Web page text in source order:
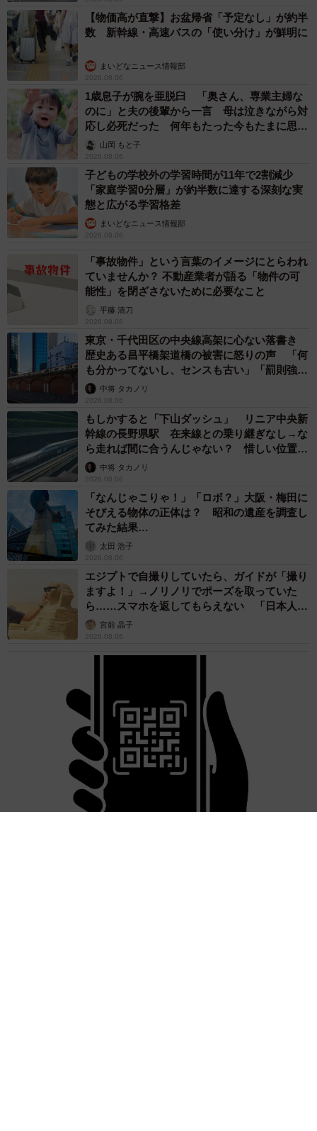
「LINEのQRコードを添付して」社長をかたる詐欺メール
続々 社員を個人アカウントへ誘導→最後は不正送金…求めら
れる「だまされる前提」の対策
井二 かける
2026.08.06
重みも歴史もズッシリ…出雲大社の日本最大級
撚り合わせ」が28万回超再生「ほんとに圧巻」
まいどなニュース調査部
2026.08.06
「これ全部長野県」海外のような絶景ショット
に感動と反響「離れてからいいところだったん
だって気づいた」
2026.08.06
「ミステリーの女王」と呼ばれた作家の娘は
「2時間サスペンスの女王」 聞いていたのと
違う血液型に「私は誰の子なの？」【徹子の部
屋】
2026.08.06
「わぁ…姐さん…」「永遠にお美しい」 大女
優岩下志麻さん、写真家のインスタに登場
2026.08.05
「ふざけてません…真剣です」京都の老舗和菓
子店 次はカブトムシの幼虫 職人が手がけた
ゲテモノ和菓子 見事な造形に「気持ち悪いく
らいリアル」
中将 タカノリ
2026.08.05
【漫画】中学受験のリアル「あの子、最近見な
いね」…御三家を目指していたはずの家庭が消
えていく 限界を迎えた子を目の当りに
松波 穂乃圭
2026.08.05
市販薬のオーバードーズ対策で改正薬機法が5
月に施行、かぜ薬を購入した人の約6割が「法
改正を認知」乱用防止の指定成分とは？
デのおしゃれ近影が「両親のいいとこ取りの美
しいお顔立ち」 9歳に渡英し全寮制カレッジ
で学ぶまいどなメディア
2026.08.05
たった50パーツのレゴで作った極小仏壇 ろう
そく、花立て、お供えのご飯、観音開きの扉の
奥には位牌も…「チーンの音が聞こえてきそ
う」山岡 もと子